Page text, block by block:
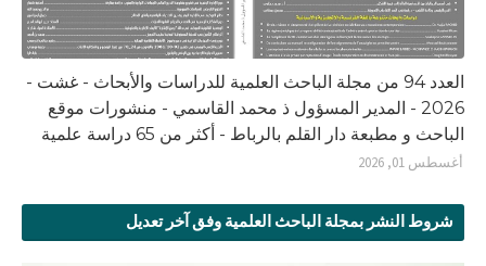
العدد 94 من مجلة الباحث العلمية للدراسات والأبحاث - غشت -
2026 - المدير المسؤول ذ محمد القاسمي - منشورات موقع
الباحث و مطبعة دار القلم بالرباط - أكثر من 65 دراسة علمية
أغسطس 01, 2026
شروط النشر بمجلة الباحث العلمية وفق آخر تعديل